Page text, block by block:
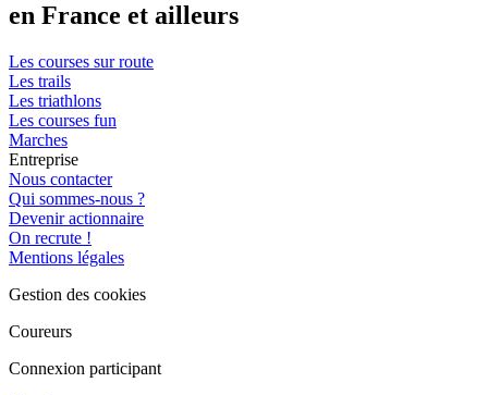
en France et ailleurs
Les courses sur route
Les trails
Les triathlons
Les courses fun
Marches
Entreprise
Nous contacter
Qui sommes-nous ?
Devenir actionnaire
On recrute !
Mentions légales
Gestion des cookies
Coureurs
Connexion participant